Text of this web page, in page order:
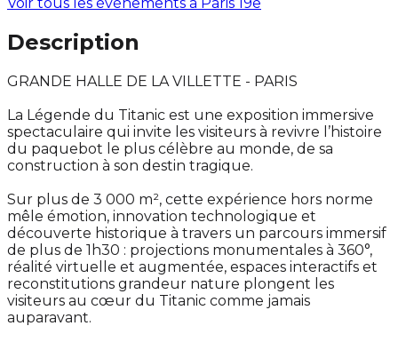
Voir tous les événements à Paris 19e
Description
GRANDE HALLE DE LA VILLETTE - PARIS
La Légende du Titanic est une exposition immersive
spectaculaire qui invite les visiteurs à revivre l’histoire
du paquebot le plus célèbre au monde, de sa
construction à son destin tragique.
Sur plus de 3 000 m², cette expérience hors norme
mêle émotion, innovation technologique et
découverte historique à travers un parcours immersif
de plus de 1h30 : projections monumentales à 360°,
réalité virtuelle et augmentée, espaces interactifs et
reconstitutions grandeur nature plongent les
visiteurs au cœur du Titanic comme jamais
auparavant.